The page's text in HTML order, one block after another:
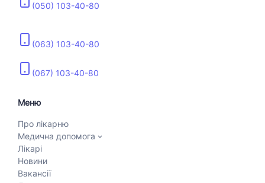
(050) 103-40-80
(063) 103-40-80
(067) 103-40-80
Меню
Про лікарню
Медична допомога
Лікарі
Новини
Вакансії